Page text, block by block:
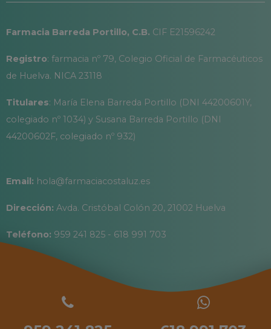
Farmacia Barreda Portillo, C.B. CIF E21596242
Registro: farmacia nº 79, Colegio Oficial de Farmacéuticos
de Huelva. NICA 23118
Titulares: María Elena Barreda Portillo (DNI 44200601Y,
colegiado nº 1034) y Susana Barreda Portillo (DNI
44200602F, colegiado nº 932)
Email: hola@farmaciacostaluz.es
Dirección: Avda. Cristóbal Colón 20, 21002 Huelva
Teléfono: 959 241 825 - 618 991 703